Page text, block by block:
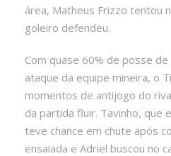
área, Matheus Frizzo tentou
goleiro defendeu.
Com quase 60% de posse
ataque da equipe mineira, o
momentos de antijogo do
da partida fluir. Tavinho, que
teve chance em chute após
ensaiada e Adriel buscou no